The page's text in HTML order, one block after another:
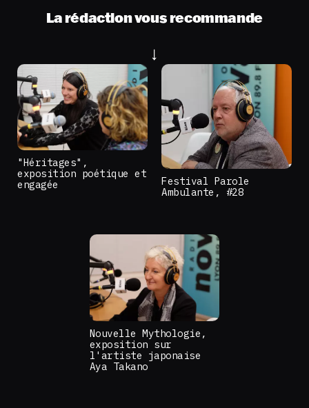
La rédaction vous recommande
"Héritages",
exposition poétique et
engagée
Festival Parole
Ambulante, #28
Nouvelle Mythologie,
exposition sur
l'artiste japonaise
Aya Takano